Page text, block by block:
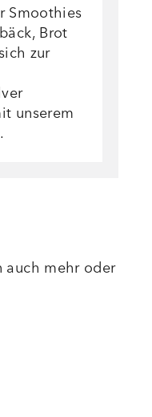
Smoothies
Brot
zur
unserem
auch mehr oder